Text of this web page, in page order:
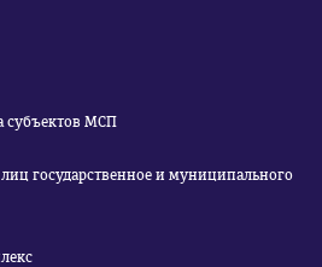
субъектов МСП
государственное и муниципального